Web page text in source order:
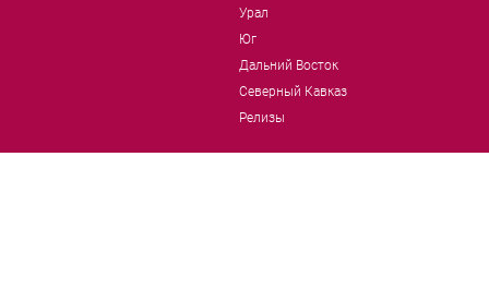
Урал
Юг
Дальний Восток
Северный Кавказ
Релизы